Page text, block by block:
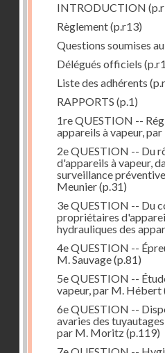
INTRODUCTION
Règlement(p.r13)
Questions soumises
Délégués officiels
Liste des adhérents
RAPPORTS (p.1)
1re QUESTION --
appareils à vapeur,
2e QUESTION -- Du
d'appareils à vapeur,
surveillance
Meunier(p.31)
3e QUESTION -- Du
propriétaires
hydrauliques des
4e QUESTION --
M. Sauvage(p.81)
5e QUESTION --
vapeur, par M. Hébert
6e QUESTION --
avaries des
par M. Moritz(p.119)